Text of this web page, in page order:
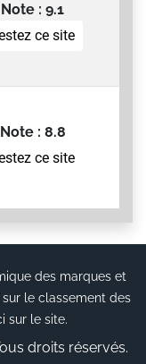
Note : 9.1
ce site
Note : 8.8
ce site
des marques et
le classement des
sur le site.
droits réservés.